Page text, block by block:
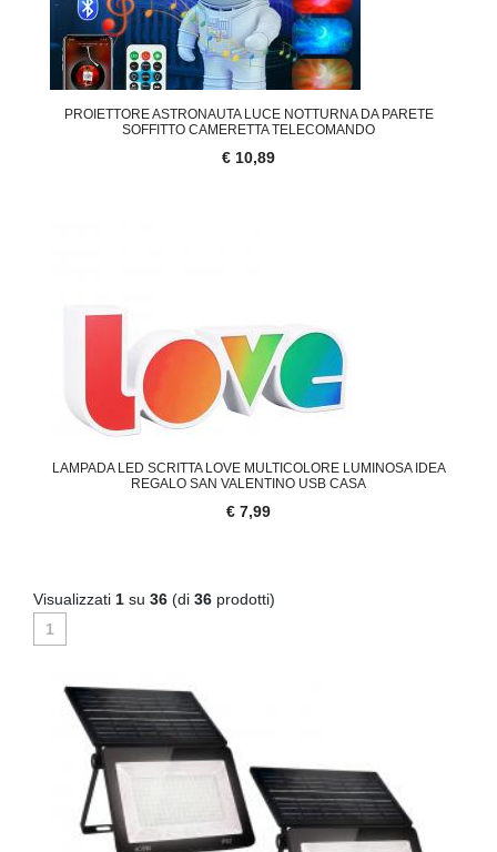
PROIETTORE ASTRONAUTA LUCE NOTTURNA DA PARETE
SOFFITTO CAMERETTA TELECOMANDO
€ 10,89
LAMPADA LED SCRITTA LOVE MULTICOLORE LUMINOSA IDEA
REGALO SAN VALENTINO USB CASA
€ 7,99
Visualizzati 1 su 36 (di 36 prodotti)
1